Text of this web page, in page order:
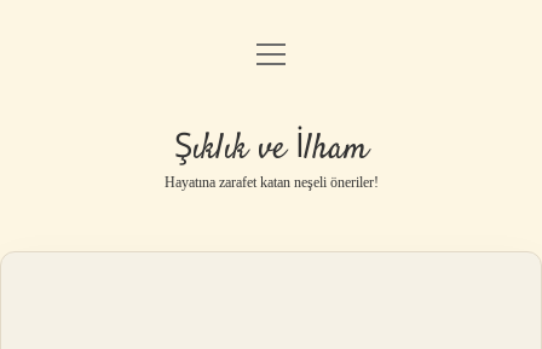
Anasayfa
Gizlilik Politikası
Yasal Uyarı
menüyü
Şıklık ve İlham
Hayatına zarafet katan neşeli öneriler!